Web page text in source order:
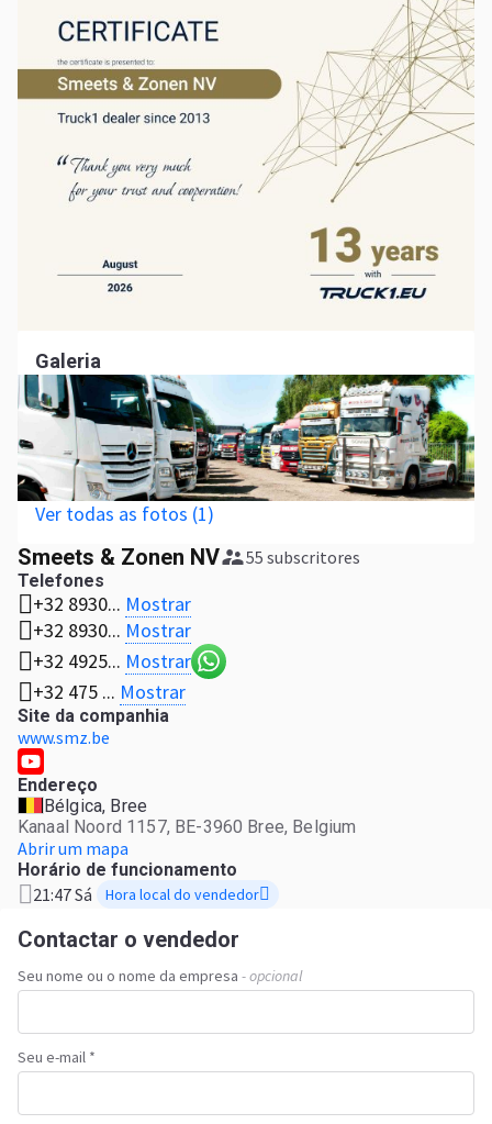
Smeets & Zonen NV 55 subscritores
Telefones
+32 8930... Mostrar
+32 8930... Mostrar
+32 4925... Mostrar
+32 475 ... Mostrar
Site da companhia
www.smz.be
Endereço
Bélgica, Bree
Kanaal Noord 1157, BE-3960 Bree, Belgium
Abrir um mapa
Horário de funcionamento
21:47 Sá Hora local do vendedor
Contactar o vendedor
Seu nome ou o nome da empresa - opcional
Seu e-mail *
Galeria
Ver todas as fotos (1)